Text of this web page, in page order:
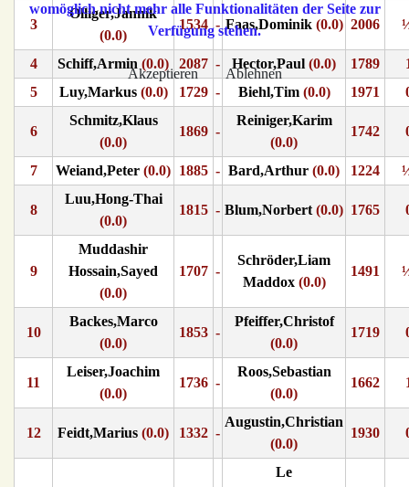
3
Olliger,Jannik
(0.0)
1534 - Faas,Dominik(0.0) 2006
4 Schiff,Armin (0.0) 2087 - Hector,Paul (0.0) 1789
5
Luy,Markus(0.0) 1729 - Biehl,Tim(0.0) 1971
6
Schmitz,Klaus
(0.0)
1869 -
Reiniger,Karim
(0.0)
1742
7 Weiand,Peter (0.0) 1885 - Bard,Arthur (0.0) 1224
8
Luu,Hong-Thai
(0.0)
1815 - Blum,Norbert (0.0) 1765
9
Muddashir
Hossain,Sayed
(0.0)
1707 -
Schröder,Liam
Maddox(0.0)
1491
10
Backes,Marco
(0.0)
1853 -
Pfeiffer,Christof
(0.0)
1719
11
Leiser,Joachim
(0.0)
1736 -
Roos,Sebastian
(0.0)
1662
12 Feidt,Marius (0.0) 1332 -
Augustin,Christian
(0.0)
1930
Le
womöglich nicht mehr alle Funktionalitäten der Seite zur
Verfügung stehen.
Akzeptieren Ablehnen